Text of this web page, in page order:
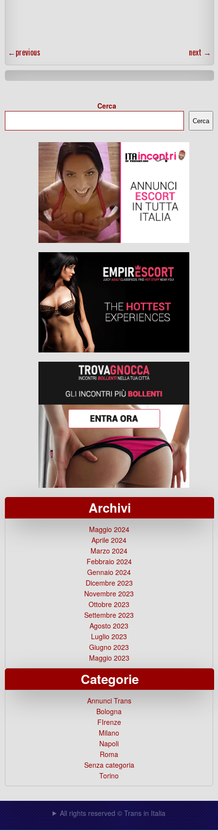
←previous next →
Cerca
Cerca
Archivi
Maggio 2024
Aprile 2024
Marzo 2024
Febbraio 2024
Gennaio 2024
Dicembre 2023
Novembre 2023
Ottobre 2023
Settembre 2023
Agosto 2023
Luglio 2023
Giugno 2023
Maggio 2023
Categorie
Annunci Trans
Bologna
FIrenze
Milano
Napoli
Roma
Senza categoria
Torino
All rights reserved © Trans in Italia